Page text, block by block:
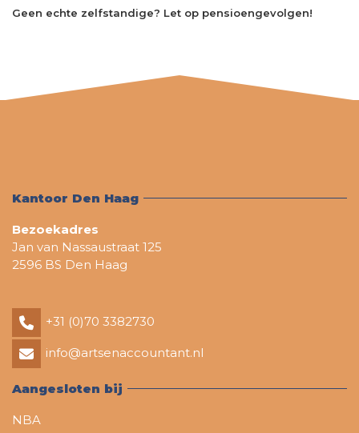
Geen echte zelfstandige? Let op pensioengevolgen!
Kantoor Den Haag
Bezoekadres
Jan van Nassaustraat 125
2596 BS Den Haag
+31 (0)70 3382730
info@artsenaccountant.nl
Aangesloten bij
NBA